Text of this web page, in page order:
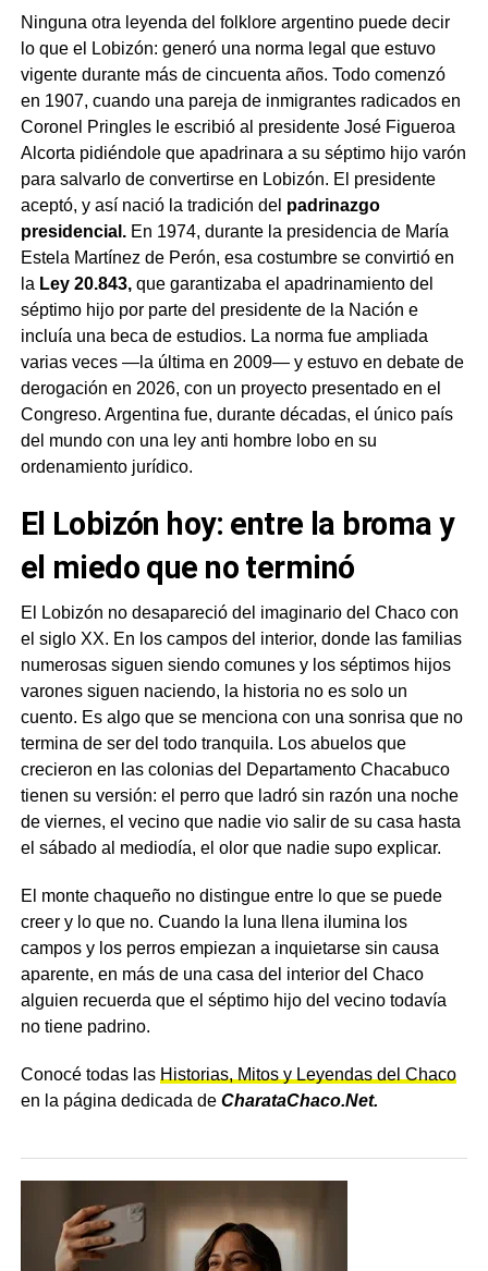
Ninguna otra leyenda del folklore argentino puede decir
lo que el Lobizón: generó una norma legal que estuvo
vigente durante más de cincuenta años. Todo comenzó
en 1907, cuando una pareja de inmigrantes radicados en
Coronel Pringles le escribió al presidente José Figueroa
Alcorta pidiéndole que apadrinara a su séptimo hijo varón
para salvarlo de convertirse en Lobizón. El presidente
aceptó, y así nació la tradición del padrinazgo
presidencial.En 1974, durante la presidencia de María
Estela Martínez de Perón, esa costumbre se convirtió en
la Ley 20.843,que garantizaba el apadrinamiento del
séptimo hijo por parte del presidente de la Nación e
incluía una beca de estudios. La norma fue ampliada
varias veces —la última en 2009— y estuvo en debate de
derogación en 2026, con un proyecto presentado en el
Congreso. Argentina fue, durante décadas, el único país
del mundo con una ley anti hombre lobo en su
ordenamiento jurídico.
El Lobizón hoy: entre la broma y
el miedo que no terminó
El Lobizón no desapareció del imaginario del Chaco con
el siglo XX. En los campos del interior, donde las familias
numerosas siguen siendo comunes y los séptimos hijos
varones siguen naciendo, la historia no es solo un
cuento. Es algo que se menciona con una sonrisa que no
termina de ser del todo tranquila. Los abuelos que
crecieron en las colonias del Departamento Chacabuco
tienen su versión: el perro que ladró sin razón una noche
de viernes, el vecino que nadie vio salir de su casa hasta
el sábado al mediodía, el olor que nadie supo explicar.
El monte chaqueño no distingue entre lo que se puede
creer y lo que no. Cuando la luna llena ilumina los
campos y los perros empiezan a inquietarse sin causa
aparente, en más de una casa del interior del Chaco
alguien recuerda que el séptimo hijo del vecino todavía
no tiene padrino.
Conocé todas las Historias, Mitos y Leyendas del Chaco
en la página dedicada de CharataChaco.Net.